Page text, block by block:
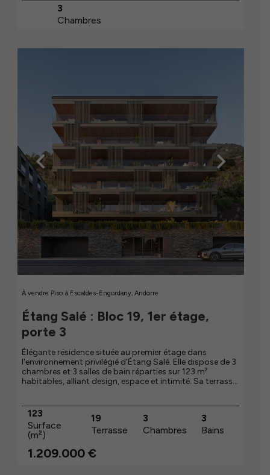
3
Chambres
À vendre Piso à Escaldes-Engordany, Andorre
Étang Salé : Bloc 19, 1er étage,
porte 3
Élégante résidence située au premier étage dans
l'environnement privilégié d'Étang Salé. Elle dispose de 3
chambres et 3 salles de bain réparties sur 123 m²
habitables, alliant design, espace et intimité. Sa terrasse
pour 1 209 000 €.
123
Surface
(m²)
19
Terrasse
3
Chambres
3
Bains
1.209.000 €